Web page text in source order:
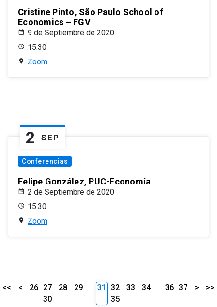
Cristine Pinto, São Paulo School of
Economics – FGV
9 de Septiembre de 2020
15:30
Zoom
2 SEP
Conferencias
Felipe González, PUC-Economía
2 de Septiembre de 2020
15:30
Zoom
<< < 26 27 28
29
30
31 32 33
34
35
36 37 > >>